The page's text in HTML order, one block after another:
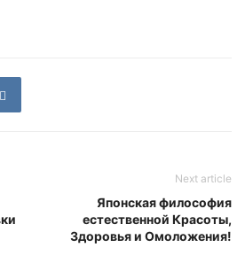
Next article
Японская философия
естественной Красоты,
Здоровья и Омоложения!